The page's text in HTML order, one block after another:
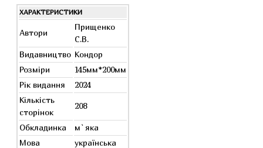
ХАРАКТЕРИСТИКИ
Автори
Прищенко
С.В.
Видавництво Кондор
Розміри
145мм*200мм
Рік видання
2024
Кількість
сторінок
208
Обкладинка
м`яка
Мова
українська